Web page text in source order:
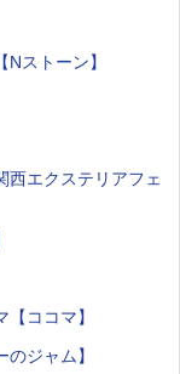
ストーン】
西エクステリアフェ
ココマ】
ジャム】